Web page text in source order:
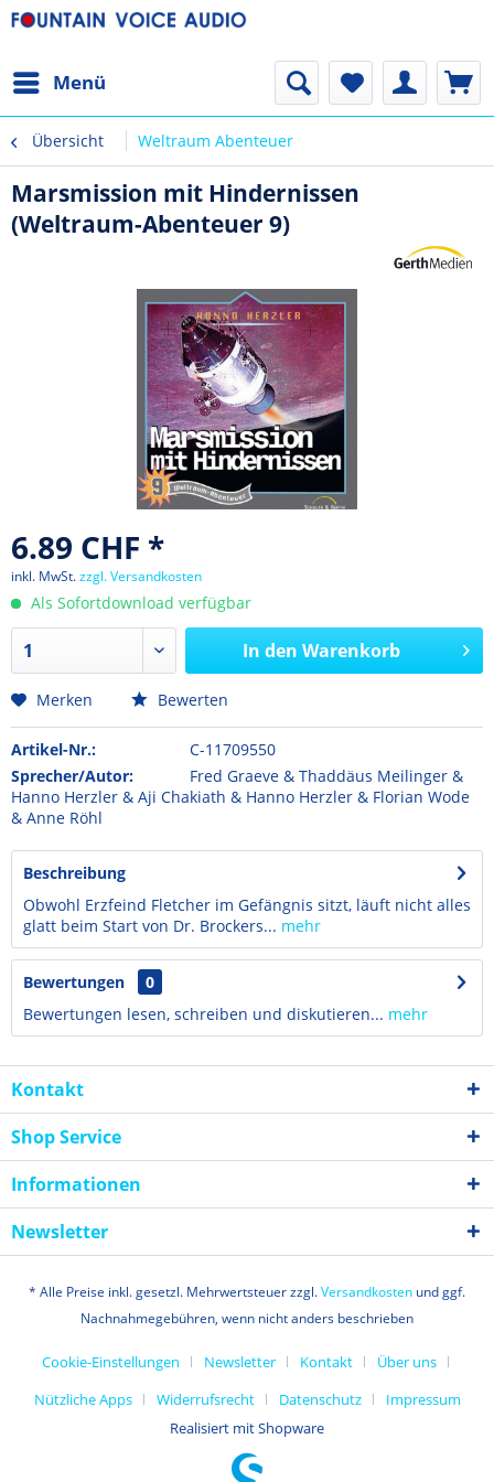
Menü
Übersicht Weltraum Abenteuer
Marsmission mit Hindernissen
(Weltraum-Abenteuer 9)
6.89 CHF *
inkl. MwSt.zzgl. Versandkosten
Als Sofortdownload verfügbar
In den Warenkorb
Merken Bewerten
Artikel-Nr.:
C-11709550
Sprecher/Autor:
Fred Graeve & Thaddäus Meilinger &
Hanno Herzler & Aji Chakiath & Hanno Herzler & Florian Wode
& Anne Röhl
Beschreibung
Obwohl Erzfeind Fletcher im Gefängnis sitzt, läuft nicht alles
glatt beim Start von Dr. Brockers... mehr
Bewertungen
0
Bewertungen lesen, schreiben und diskutieren... mehr
Kontakt
Shop Service
Informationen
Newsletter
* Alle Preise inkl. gesetzl. Mehrwertsteuer zzgl.Versandkosten und ggf.
Nachnahmegebühren, wenn nicht anders beschrieben
Cookie-Einstellungen Newsletter Kontakt
Über uns
Nützliche Apps
Widerrufsrecht Datenschutz
Impressum
Realisiert mit Shopware